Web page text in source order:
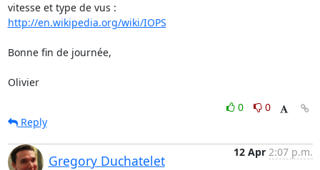
http://en.wikipedia.org/wiki/IOPS
Bonne fin de journée,
Olivier
0
0
Reply
Gregory Duchatelet
12 Apr 2:07 p.m.